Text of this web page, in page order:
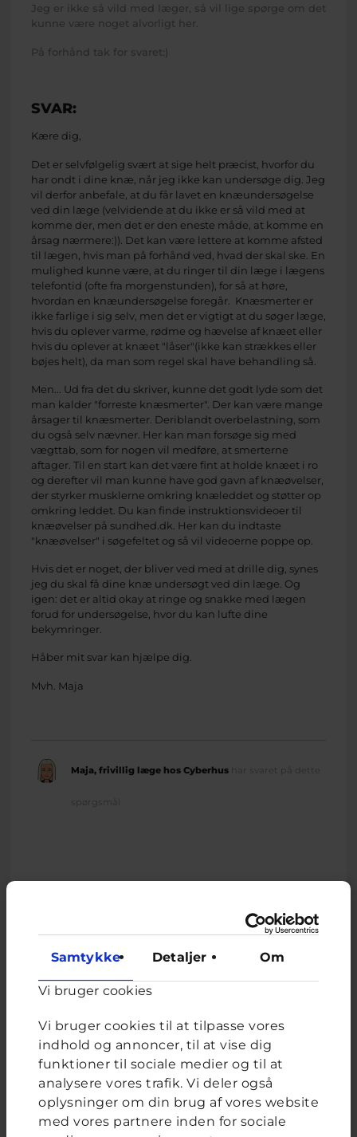
Samtykke Detaljer Om
Vi bruger cookies
Vi bruger cookies til at tilpasse vores
indhold og annoncer, til at vise dig
funktioner til sociale medier og til at
analysere vores trafik. Vi deler også
oplysninger om din brug af vores website
med vores partnere inden for sociale
Jeg er ikke så vild med læger, så vil lige spørge om det
kunne være noget alvorligt her.
På forhånd tak for svaret:)
SVAR:
Kære dig,
Det er selvfølgelig svært at sige helt præcist, hvorfor du
har ondt i dine knæ, når jeg ikke kan undersøge dig. Jeg
vil derfor anbefale, at du får lavet en knæundersøgelse
ved din læge (velvidende at du ikke er så vild med at
komme der, men det er den eneste måde, at komme en
årsag nærmere:)). Det kan være lettere at komme afsted
til lægen, hvis man på forhånd ved, hvad der skal ske. En
mulighed kunne være, at du ringer til din læge i lægens
telefontid (ofte fra morgenstunden), for så at høre,
hvordan en knæundersøgelse foregår. Knæsmerter er
ikke farlige i sig selv, men det er vigtigt at du søger læge,
hvis du oplever varme, rødme og hævelse af knæet eller
hvis du oplever at knæet "låser"(ikke kan strækkes eller
bøjes helt), da man som regel skal have behandling så.
Men... Ud fra det du skriver, kunne det godt lyde som det
man kalder "forreste knæsmerter". Der kan være mange
årsager til knæsmerter. Deriblandt overbelastning, som
du også selv nævner. Her kan man forsøge sig med
vægttab, som for nogen vil medføre, at smerterne
aftager. Til en start kan det være fint at holde knæet i ro
og derefter vil man kunne have god gavn af knæøvelser,
der styrker musklerne omkring knæleddet og støtter op
omkring leddet. Du kan finde instruktionsvideoer til
knæøvelser på sundhed.dk. Her kan du indtaste
"knæøvelser" i søgefeltet og så vil videoerne poppe op.
Hvis det er noget, der bliver ved med at drille dig, synes
jeg du skal få dine knæ undersøgt ved din læge. Og
igen: det er altid okay at ringe og snakke med lægen
forud for undersøgelse, hvor du kan lufte dine
bekymringer.
Håber mit svar kan hjælpe dig.
Mvh. Maja
Maja, frivillig læge hos Cyberhus har svaret på dette
spørgsmål
Relateret indhold
Om brevkassen
oprette et nyt spørgsmål.
Du kan stadig læse tidligere spørgsmål og svar.
Afstemning